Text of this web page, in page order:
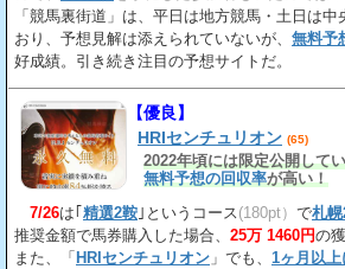
「競馬裏街道」は、平日は地方競馬・土日は
おり、予想見解は添えられていないが、 無料予
好成績。引き続き注目の予想サイトだ。
【優良】
HRIセンチュリオン (65)
2022年頃には限定公開して
無料予想の回収率が高い！
7/26は｢ 精選2鞍 ｣というコース(180pt） で札
推奨金額で馬券購入した場合、 25万 1460円の
また、「 HRIセンチュリオン 」でも、 1ヶ月以